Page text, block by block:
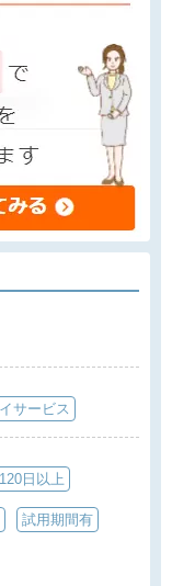
サービス
日以上
試用期間有